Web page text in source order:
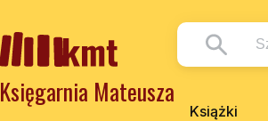
Księgarnia Mateusza
Książki